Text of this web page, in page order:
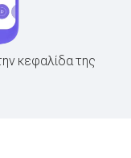
κεφαλίδα της